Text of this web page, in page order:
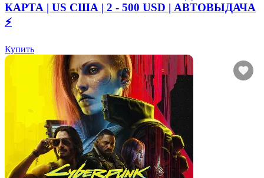
КАРТА | US США | 2 - 500 USD | АВТОВЫДАЧА
⚡️
Купить